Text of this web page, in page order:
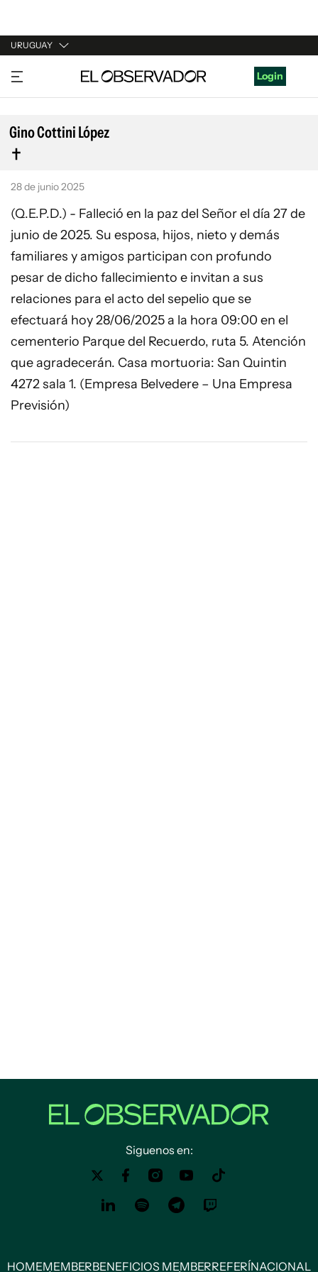
URUGUAY
URUGUAY
ARGENTINA
ESPAÑA
ESTADOS UNIDOS
Login
Gino Cottini López
28 de junio 2025
(Q.E.P.D.) - Falleció en la paz del Señor el día 27 de
junio de 2025. Su esposa, hijos, nieto y demás
familiares y amigos participan con profundo
pesar de dicho fallecimiento e invitan a sus
relaciones para el acto del sepelio que se
efectuará hoy 28/06/2025 a la hora 09:00 en el
cementerio Parque del Recuerdo, ruta 5. Atención
que agradecerán. Casa mortuoria: San Quintin
4272 sala 1. (Empresa Belvedere – Una Empresa
Previsión)
Siguenos en:
HOMEMEMBERBENEFICIOS MEMBERREFERÍNACIONAL